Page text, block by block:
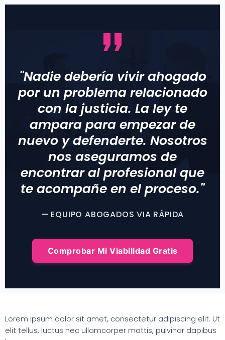
"Nadie debería vivir ahogado
por un problema relacionado
con la justicia. La ley te
ampara para empezar de
nuevo y defenderte. Nosotros
nos aseguramos de
encontrar al profesional que
te acompañe en el proceso."
— EQUIPO ABOGADOS VIA RÁPIDA
Comprobar Mi Viabilidad Gratis
Lorem ipsum dolor sit amet, consectetur adipiscing elit. Ut
elit tellus, luctus nec ullamcorper mattis, pulvinar dapibus